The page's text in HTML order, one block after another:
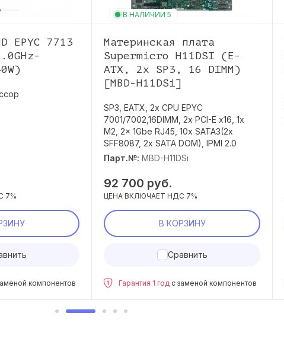
EPYC 7713
7%
компонентов
В НАЛИЧИИ 5
Материнская плата
Supermicro H11DSI (E-
ATX, 2x SP3, 16 DIMM)
[MBD-H11DSi]
SP3, EATX, 2x CPU EPYC
7001/7002,16DIMM, 2x PCI-E x16, 1x
M2, 2x 1Gbe RJ45, 10x SATA3(2x
SFF8087, 2x SATA DOM), IPMI 2.0
Парт.№: MBD-H11DSi
92 700 руб.
ЦЕНА ВКЛЮЧАЕТ НДС 7%
В КОРЗИНУ
Сравнить
Гарантия 1 год с заменой компонентов